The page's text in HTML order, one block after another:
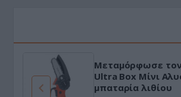
Μεταμόρφωσε
Ultra Box Μίνι
μπαταρία λιθίου